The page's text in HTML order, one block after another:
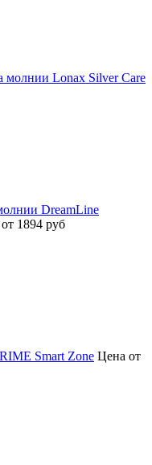
молнии Lonax Silver Care
DreamLine
1894 руб
Smart Zone Цена от